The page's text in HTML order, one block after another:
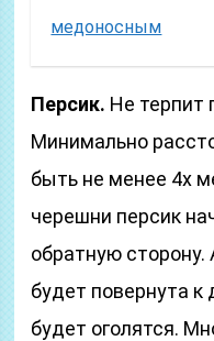
медоносным
Персик. Не терпит
Минимально
быть не менее 4х
черешни персик
обратную сторону.
будет повернута к
будет оголятся.